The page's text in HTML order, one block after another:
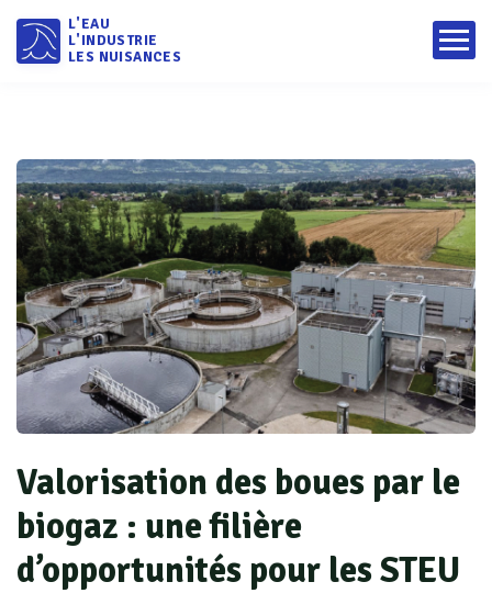
L'EAU
L'INDUSTRIE
LES NUISANCES
Valorisation des boues par le
biogaz : une filière
d’opportunités pour les STEU